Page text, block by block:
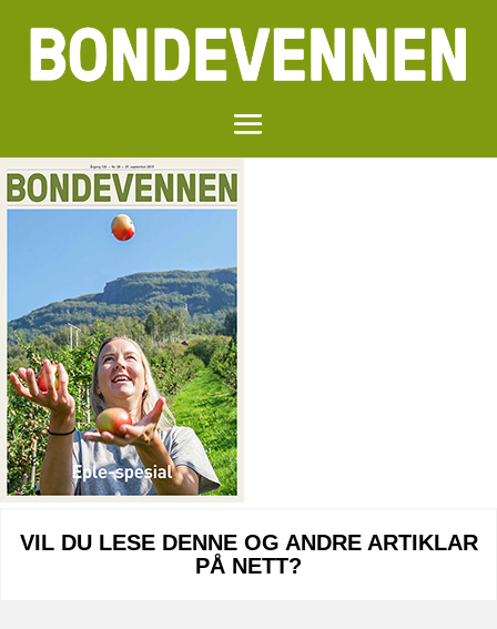
VIL DU LESE DENNE OG ANDRE ARTIKLAR
PÅ NETT?